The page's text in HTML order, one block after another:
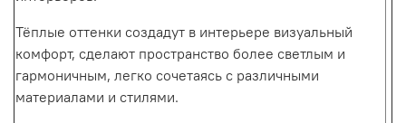
Тёплые оттенки создадут в интерьере визуальный
комфорт, сделают пространство более светлым и
гармоничным, легко сочетаясь с различными
материалами и стилями.